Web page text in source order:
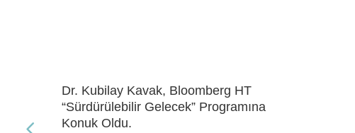
Dr. Kubilay Kavak, Bloomberg HT
“Gelecek Enerji” Programına Konuk Oldu